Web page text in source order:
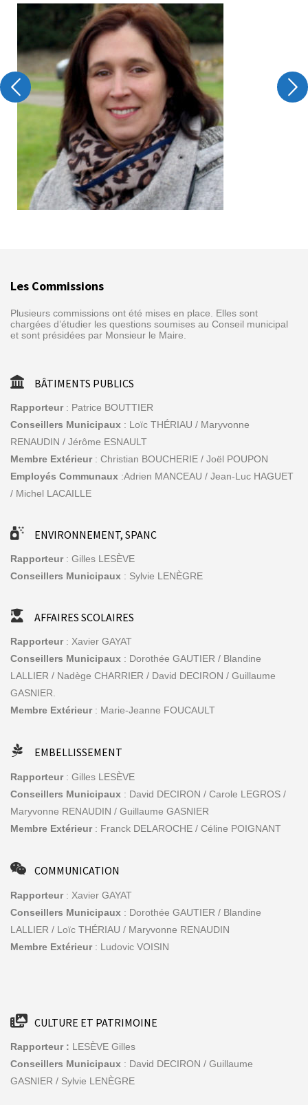
Les Commissions
Plusieurs commissions ont été mises en place. Elles sont
chargées d’étudier les questions soumises au Conseil municipal
et sont présidées par Monsieur le Maire.
CULTURE ET PATRIMOINE
Rapporteur : LESÈVE Gilles
Conseillers Municipaux : David DECIRON / Guillaume
GASNIER / Sylvie LENÈGRE
BÂTIMENTS PUBLICS
Rapporteur: Patrice BOUTTIER
Conseillers Municipaux : Loïc THÉRIAU / Maryvonne
RENAUDIN / Jérôme ESNAULT
Membre Extérieur: Christian BOUCHERIE / Joël POUPON
Employés Communaux :Adrien MANCEAU / Jean-Luc HAGUET
/ Michel LACAILLE
ENVIRONNEMENT, SPANC
Rapporteur: Gilles LESÈVE
Conseillers Municipaux : Sylvie LENÈGRE
AFFAIRES SCOLAIRES
Rapporteur: Xavier GAYAT
Conseillers Municipaux : Dorothée GAUTIER / Blandine
LALLIER / Nadège CHARRIER / David DECIRON / Guillaume
GASNIER.
Membre Extérieur: Marie-Jeanne FOUCAULT
EMBELLISSEMENT
Rapporteur: Gilles LESÈVE
Conseillers Municipaux : David DECIRON / Carole LEGROS /
Maryvonne RENAUDIN / Guillaume GASNIER
Membre Extérieur: Franck DELAROCHE / Céline POIGNANT
COMMUNICATION
Rapporteur: Xavier GAYAT
Conseillers Municipaux : Dorothée GAUTIER / Blandine
LALLIER / Loïc THÉRIAU / Maryvonne RENAUDIN
Membre Extérieur: Ludovic VOISIN